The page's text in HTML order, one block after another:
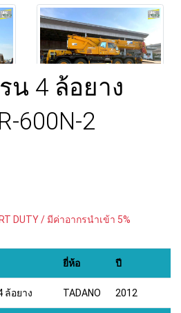
น 4 ล้อยาง
600N-2
DUTY / มีค่าอากรนำเข้า 5%
ยี่ห้อ ปี
ล้อยาง TADANO 2012